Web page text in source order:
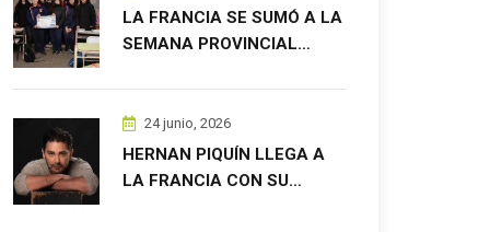
LA FRANCIA SE SUMÓ A LA
SEMANA PROVINCIAL…
24 junio, 2026
HERNAN PIQUÍN LLEGA A
LA FRANCIA CON SU…